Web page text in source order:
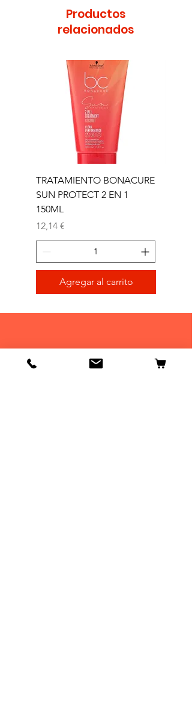
Productos
relacionados
TRATAMIENTO BONACURE
SUN PROTECT 2 EN 1
150ML
Precio
12,14 €
Agregar al carrito
Tienda